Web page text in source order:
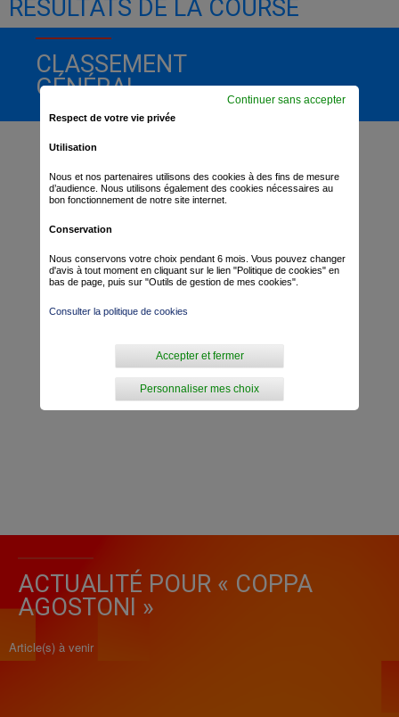
RÉSULTATS DE LA COURSE
CLASSEMENT
GÉNÉRAL
ACTUALITÉ POUR « COPPA
AGOSTONI »
Article(s) à venir
Respect de votre vie privée
Utilisation
Nous et nos partenaires utilisons des cookies à des fins de mesure
d’audience. Nous utilisons également des cookies nécessaires au
bon fonctionnement de notre site internet.
Conservation
Nous conservons votre choix pendant 6 mois. Vous pouvez changer
d'avis à tout moment en cliquant sur le lien "Politique de cookies" en
bas de page, puis sur "Outils de gestion de mes cookies".
Consulter la politique de cookies
Personnaliser mes choix
Accepter et fermer
Continuer sans accepter